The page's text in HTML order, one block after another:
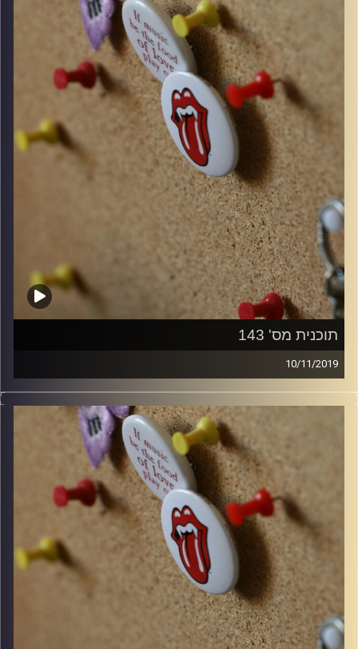
włodi
תוכנית מס' 143
10/11/2019
קלאסיקות רוק עם אורן הוף.
włodi